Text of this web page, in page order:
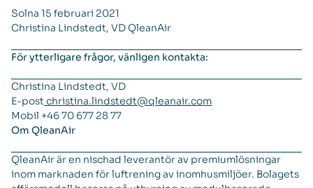
Solna 15 februari 2021
Christina Lindstedt, VD QleanAir
För ytterligare frågor, vänligen kontakta:
Christina Lindstedt, VD
E-postchristina.lindstedt@qleanair.com
Mobil +46 70 677 28 77
Om QleanAir
QleanAir är en nischad leverantör av premiumlösningar
inom marknaden för luftrening av inomhusmiljöer. Bolagets